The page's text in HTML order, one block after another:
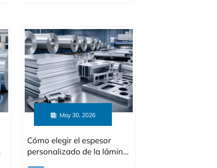
valor que el stock estándar.
 May 30, 2026
Cómo elegir el espesor
personalizado de la lámina